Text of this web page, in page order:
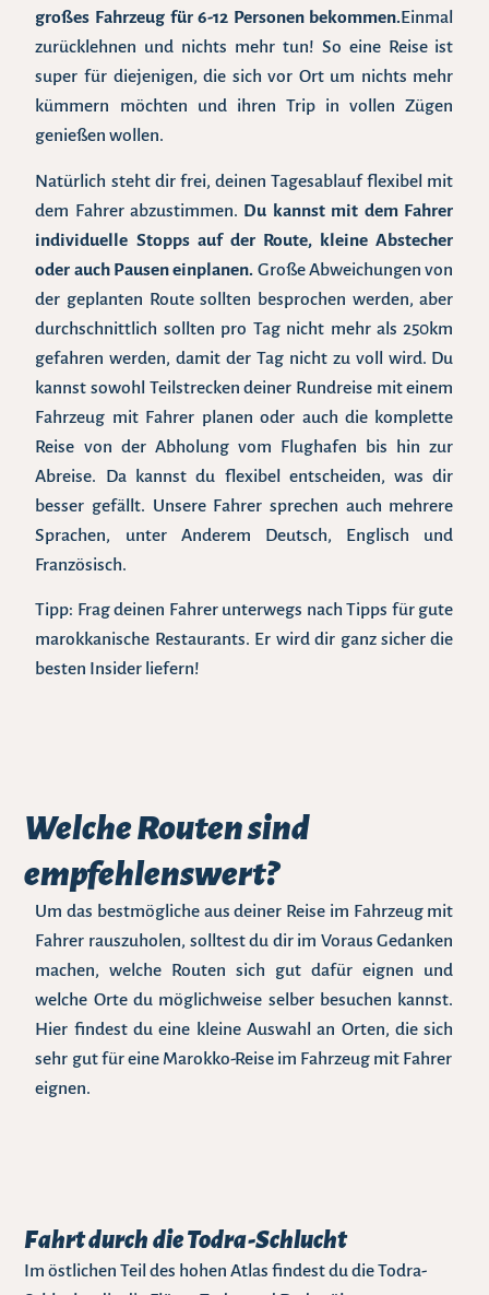
großes Fahrzeug für 6-12 Personen bekommen.Einmal
zurücklehnen und nichts mehr tun! So eine Reise ist
super für diejenigen, die sich vor Ort um nichts mehr
kümmern möchten und ihren Trip in vollen Zügen
genießen wollen.
Natürlich steht dir frei, deinen Tagesablauf flexibel mit
dem Fahrer abzustimmen. Du kannst mit dem Fahrer
individuelle Stopps auf der Route, kleine Abstecher
oder auch Pausen einplanen. Große Abweichungen von
der geplanten Route sollten besprochen werden, aber
durchschnittlich sollten pro Tag nicht mehr als 250km
gefahren werden, damit der Tag nicht zu voll wird. Du
kannst sowohl Teilstrecken deiner Rundreise mit einem
Fahrzeug mit Fahrer planen oder auch die komplette
Reise von der Abholung vom Flughafen bis hin zur
Abreise. Da kannst du flexibel entscheiden, was dir
besser gefällt. Unsere Fahrer sprechen auch mehrere
Sprachen, unter Anderem Deutsch, Englisch und
Französisch.
Tipp: Frag deinen Fahrer unterwegs nach Tipps für gute
marokkanische Restaurants. Er wird dir ganz sicher die
besten Insider liefern!
Welche Routen sind
empfehlenswert?
Um das bestmögliche aus deiner Reise im Fahrzeug mit
Fahrer rauszuholen, solltest du dir im Voraus Gedanken
machen, welche Routen sich gut dafür eignen und
welche Orte du möglichweise selber besuchen kannst.
Hier findest du eine kleine Auswahl an Orten, die sich
sehr gut für eine Marokko-Reise im Fahrzeug mit Fahrer
eignen.
Fahrt durch die Todra-Schlucht
Im östlichen Teil des hohen Atlas findest du die Todra-